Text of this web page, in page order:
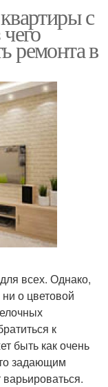
с
ремонта в
всех. Однако,
о цветовой
к
быть как очень
задающим